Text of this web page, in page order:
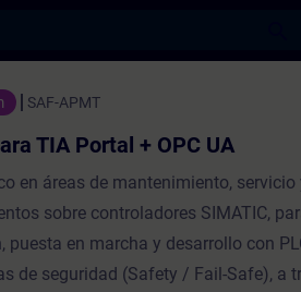
+ OPC UA - Opplæring -
SAF-APMT
TIA Portal + OPC UA
en áreas de mantenimiento, servicio
sobre controladores SIMATIC,
puesta en marcha y desarrollo con
de seguridad (Safety / Fail-Safe), a